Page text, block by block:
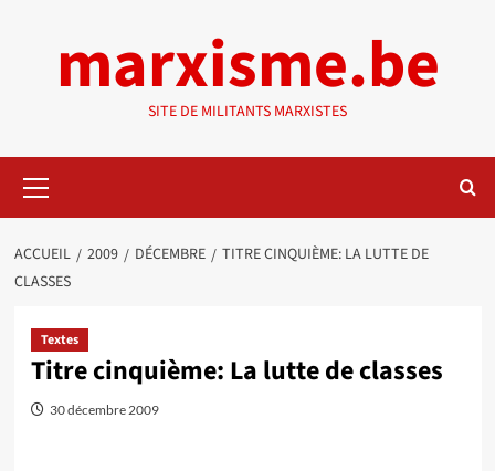
marxisme.be
SITE DE MILITANTS MARXISTES
principal
ACCUEIL 2009 DÉCEMBRE
TITRE CINQUIÈME: LA LUTTE DE
CLASSES
Textes
Titre cinquième: La lutte de classes
30 décembre 2009